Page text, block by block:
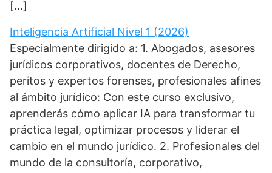
[…]
Inteligencia Artificial Nivel 1 (2026)
Especialmente dirigido a: 1. Abogados, asesores
jurídicos corporativos, docentes de Derecho,
peritos y expertos forenses, profesionales afines
al ámbito jurídico: Con este curso exclusivo,
aprenderás cómo aplicar IA para transformar tu
práctica legal, optimizar procesos y liderar el
cambio en el mundo jurídico. 2. Profesionales del
mundo de la consultoría, corporativo,